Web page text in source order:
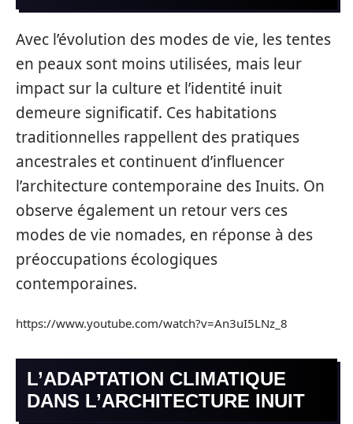
Avec l’évolution des modes de vie, les tentes
en peaux sont moins utilisées, mais leur
impact sur la culture et l’identité inuit
demeure significatif. Ces habitations
traditionnelles rappellent des pratiques
ancestrales et continuent d’influencer
l’architecture contemporaine des Inuits. On
observe également un retour vers ces
modes de vie nomades, en réponse à des
préoccupations écologiques
contemporaines.
https://www.youtube.com/watch?v=An3uI5LNz_8
L’ADAPTATION CLIMATIQUE
DANS L’ARCHITECTURE INUIT